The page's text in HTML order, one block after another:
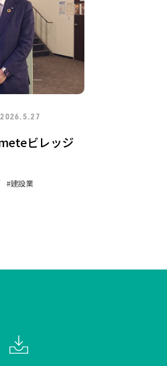
2026.5.27
ビレッジ
建設業